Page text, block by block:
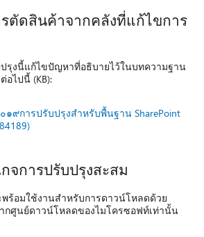
ตัดสินค้าจากคลังที่แก้ไขการ
รุงนี้แก้ไขปัญหาที่อธิบายไว้ในบทความฐาน
อไปนี้ (KB):
๑๙การปรับปรุงสำหรับพื้นฐาน SharePoint
จการปรับปรุงสะสม
ร้อมใช้งานสำหรับการดาวน์โหลดด้วย
กศูนย์ดาวน์โหลดของไมโครซอฟท์เท่านั้น